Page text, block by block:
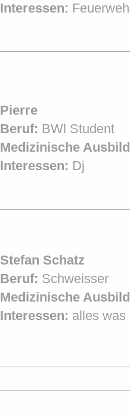
Interessen:
Pierre
Beruf: BWl Student
Medizinische
Interessen: Dj
Stefan Schatz
Beruf: Schweisser
Medizinische
Interessen: alles was